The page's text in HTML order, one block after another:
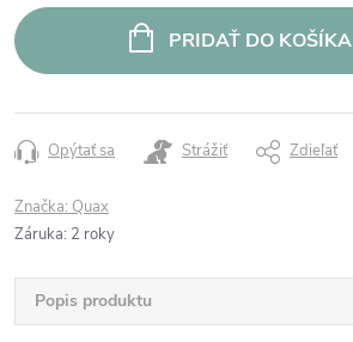
cena:
PRIDAŤ DO KOŠÍKA
Opýtať sa Strážiť Zdieľať
Značka: Quax
Záruka: 2 roky
Popis produktu